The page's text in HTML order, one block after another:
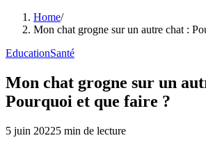
Home/
Mon chat grogne sur un autre chat :
EducationSanté
Mon chat grogne sur un
Pourquoi et que faire ?
5 juin 20225 min de lecture